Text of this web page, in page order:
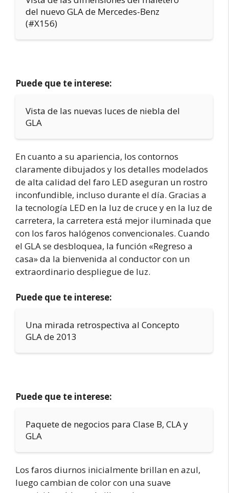
del nuevo GLA de Mercedes-Benz
(#X156)
Puede que te interese:
Vista de las nuevas luces de niebla del
GLA
En cuanto a su apariencia, los contornos
claramente dibujados y los detalles modelados
de alta calidad del faro LED aseguran un rostro
inconfundible, incluso durante el día. Gracias a
la tecnología LED en la luz de cruce y en la luz de
carretera, la carretera está mejor iluminada que
con los faros halógenos convencionales. Cuando
el GLA se desbloquea, la función «Regreso a
casa» da la bienvenida al conductor con un
extraordinario despliegue de luz.
Puede que te interese:
Una mirada retrospectiva al Concepto
GLA de 2013
Puede que te interese:
Paquete de negocios para Clase B, CLA y
GLA
Los faros diurnos inicialmente brillan en azul,
luego cambian de color con una suave